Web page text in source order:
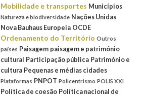
Mobilidade e transportes Municípios
Natureza e biodiversidade Nações Unidas
Nova Bauhaus Europeia OCDE
Ordenamento do Território Outros
países Paisagem paisagem e património
cultural Participação pública Património e
cultura Pequenas e médias cidades
Plataformas PNPOT Policentrismo POLIS XXI
Política de coesão Política nacional de